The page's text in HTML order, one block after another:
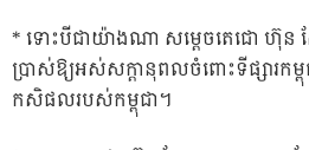
* ទោះបីជាយ៉ាងណា សម្តេចតេជោ ហ៊ុន
ប្រាស់ឱ្យអស់សក្តានុពលចំពោះទីផ្សារកម្
កសិផលរបស់កម្ពុជា។